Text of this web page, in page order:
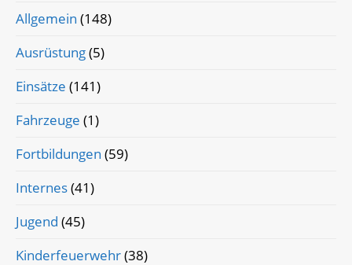
Allgemein (148)
Ausrüstung(5)
Einsätze (141)
Fahrzeuge (1)
Fortbildungen (59)
Internes(41)
Jugend (45)
Kinderfeuerwehr(38)